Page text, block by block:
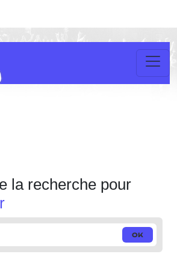
la recherche pour